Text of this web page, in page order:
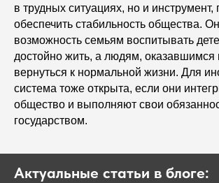
в трудных ситуациях, но и
обеспечить стабильность общества.
возможность семьям воспитывать
достойно жить, а людям, оказавшимся
вернуться к нормальной жизни. Для
система тоже открыта, если они
общество и выполняют свои
государством.
Актуальные статьи в блоге: